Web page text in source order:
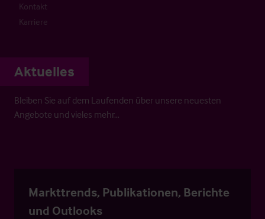
Kontakt
Karriere
Aktuelles
Bleiben Sie auf dem Laufenden über unsere neuesten
Angebote und vieles mehr…
Markttrends, Publikationen, Berichte
und Outlooks